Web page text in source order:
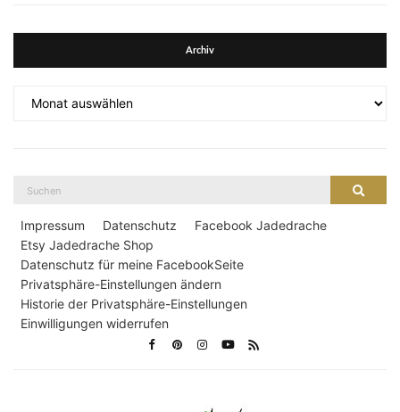
Archiv
Impressum Datenschutz
Facebook Jadedrache
Etsy Jadedrache Shop
Datenschutz für meine FacebookSeite
Privatsphäre-Einstellungen ändern
Historie der Privatsphäre-Einstellungen
Einwilligungen widerrufen